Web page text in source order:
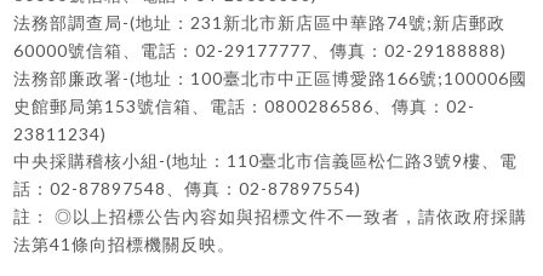
法務部調查局 -(地址：231 新北市新店區中華路 74號; 新店郵政
60000號信箱、電話：02-29177777、傳真：02-29188888)
法務部廉政署-(地址： 100臺北市中正區博愛路 166號;100006 國
史館郵局第153號信箱、電話：0800286586、傳真：02-
23811234)
中央採購稽核小組 -(地址： 110臺北市信義區松仁路3號9樓、電
話：02-87897548 、傳真：02-87897554)
註： ◎ 以上招標公告內容如與招標文件不一致者，請依政府採購
法第41條向招標機關反映。